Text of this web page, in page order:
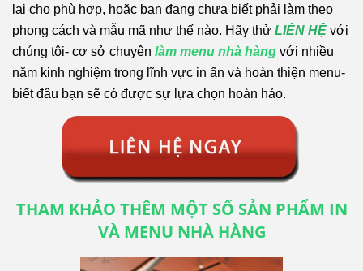
lại cho phù hợp, hoặc bạn đang chưa biết phải làm theo
phong cách và mẫu mã như thế nào. Hãy thử LIÊN HỆ với
chúng tôi- cơ sở chuyên làm menu nhà hàng với nhiều
năm kinh nghiệm trong lĩnh vực in ấn và hoàn thiện menu-
biết đâu bạn sẽ có được sự lựa chọn hoàn hảo.
THAM KHẢO THÊM MỘT SỐ SẢN PHẨM IN
VÀ MENU NHÀ HÀNG